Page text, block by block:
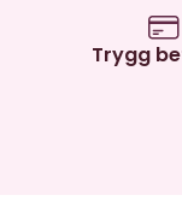
Trygg